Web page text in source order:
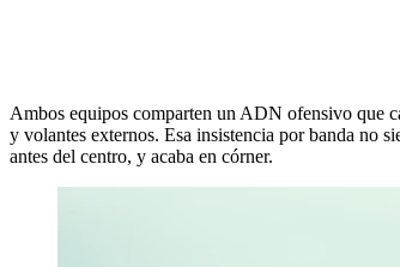
Ambos equipos comparten un ADN ofensivo que
y volantes externos. Esa insistencia por banda no
antes del centro, y acaba en córner.